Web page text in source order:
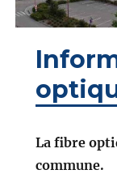
La fibre
commune.